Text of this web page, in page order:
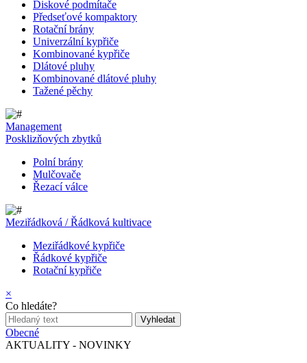
Diskové podmítače
Předseťové kompaktory
Rotační brány
Univerzální kypřiče
Kombinované kypřiče
Dlátové pluhy
Kombinované dlátové pluhy
Tažené pěchy
Management
Posklizňových zbytků
Polní brány
Mulčovače
Řezací válce
Meziřádková / Řádková kultivace
Meziřádkové kypřiče
Řádkové kypřiče
Rotační kypřiče
×
Co hledáte?
Obecné
AKTUALITY - NOVINKY